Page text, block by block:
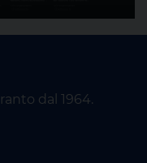
dal 1964.